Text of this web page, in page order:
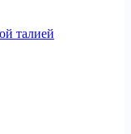
талией